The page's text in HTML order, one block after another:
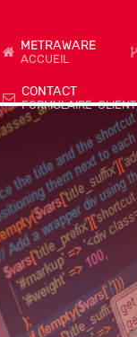
METRAWARE
ACCUEIL
CONTACT
FORMULAIRE-CLIENT